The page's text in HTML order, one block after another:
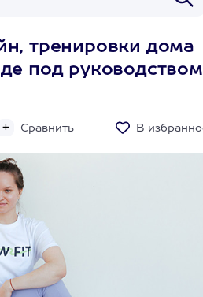
тренировки дома
под руководством
Сравнить В